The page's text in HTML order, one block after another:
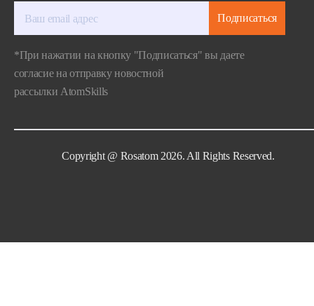
Подписаться
*При нажатии на кнопку "Подписаться" вы даете
согласие на отправку новостной
рассылки AtomSkills
Copyright @ Rosatom 2026. All Rights Reserved.